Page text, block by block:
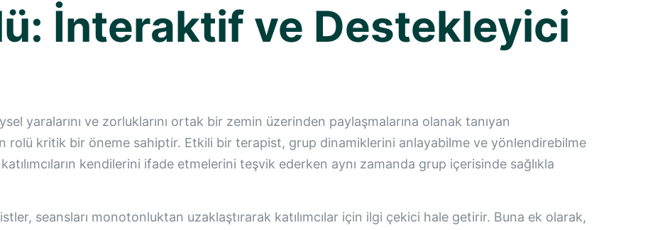
İnteraktif ve Destekleyici
yaralarını ve zorluklarını ortak bir zemin üzerinden paylaşmalarına olanak tanıyan
rolü kritik bir öneme sahiptir. Etkili bir terapist, grup dinamiklerini anlayabilme ve yönlendirebilme
kendilerini ifade etmelerini teşvik ederken aynı zamanda grup içerisinde sağlıkla
seansları monotonluktan uzaklaştırarak katılımcılar için ilgi çekici hale getirir. Buna ek olarak,